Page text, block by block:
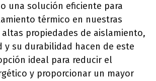
una solución eficiente para
térmico en nuestras
altas propiedades de aislamiento,
y su durabilidad hacen de este
ideal para reducir el
y proporcionar un mayor